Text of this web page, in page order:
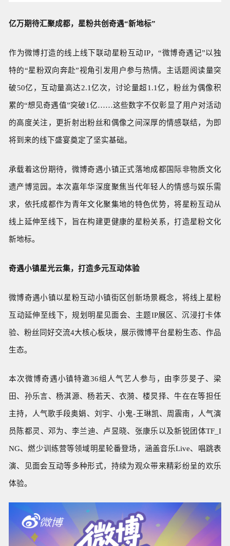
亿万期待汇聚成都，星粉共创奇遇“新地标”
作为微博打造的线上线下联动星粉互动IP，“微博奇遇记”以独
特的“星粉双向奔赴”视角引发用户参与热情。主话题阅读量突
破50亿，互动量高达2.1亿次，讨论量超1.1亿，粉丝为偶像积
累的“想见奇遇值”突破1亿……这些数字不仅彰显了用户对活动
的高度关注，更折射出粉丝和偶像之间深厚的情感联结，为即
将到来的线下盛宴奠定了坚实基础。
承载着这份期待，微博奇遇小镇正式落地成都国际非物质文化
遗产博览园。本次嘉年华深度聚焦当代年轻人的情感与娱乐需
求，依托成都作为青年文化聚集地的特色优势，将星粉互动从
线上延伸至线下，旨在构建更健康的星粉关系，打造星粉文化
新地标。
奇遇小镇星光云集，打造多元互动体验
微博奇遇小镇以星粉互动小镇街区创新场景概念，将线上星粉
互动延伸至线下，规划明星见面会、主题IP展区、沉浸打卡体
验、粉丝同好交流4大核心板块，展示微博平台星粉生态、作品
生态。
本次微博奇遇小镇特邀36组人气艺人参与，由李莎旻子、梁
田、孙乐言、杨淇源、杨若天、衣漪、楼炅择、牛在在等担任
主持， 人气歌手段奥娟、 刘宇、小鬼-王琳凯、周震南，人气演
员陈都灵、邓为、李兰迪、卢昱晓、张康乐以及新锐团体TF_I
NG、燃少训练营等领域明星轮番登场，涵盖音乐Live、唱跳表
演、见面会互动等多种形式，持续为观众带来精彩纷呈的欢乐
体验。